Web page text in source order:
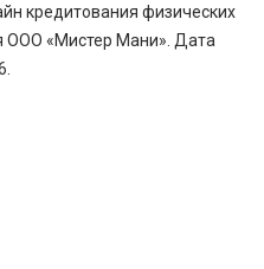
кредитования физических
ООО «Мистер Мани». Дата